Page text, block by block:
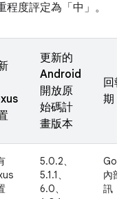
度評定為「中」。
更新的
Android
開放原
始碼計
畫版本
回
期
5.0.2、
5.1.1、
6.0、
內部
訊